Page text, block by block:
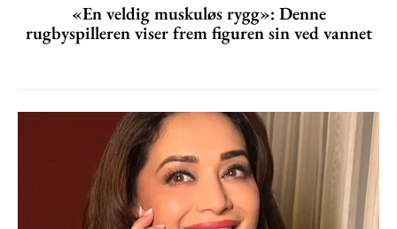
«En veldig muskuløs rygg»: Denne
rugbyspilleren viser frem figuren sin ved vannet